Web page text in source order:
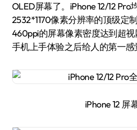
OLED屏幕了。iPhone 12/12 Pro
2532*1170像素分辨率的顶级定
460ppi的屏幕像素密度达到超
手机上手体验之后给人的第一感
iPhone 12 屏